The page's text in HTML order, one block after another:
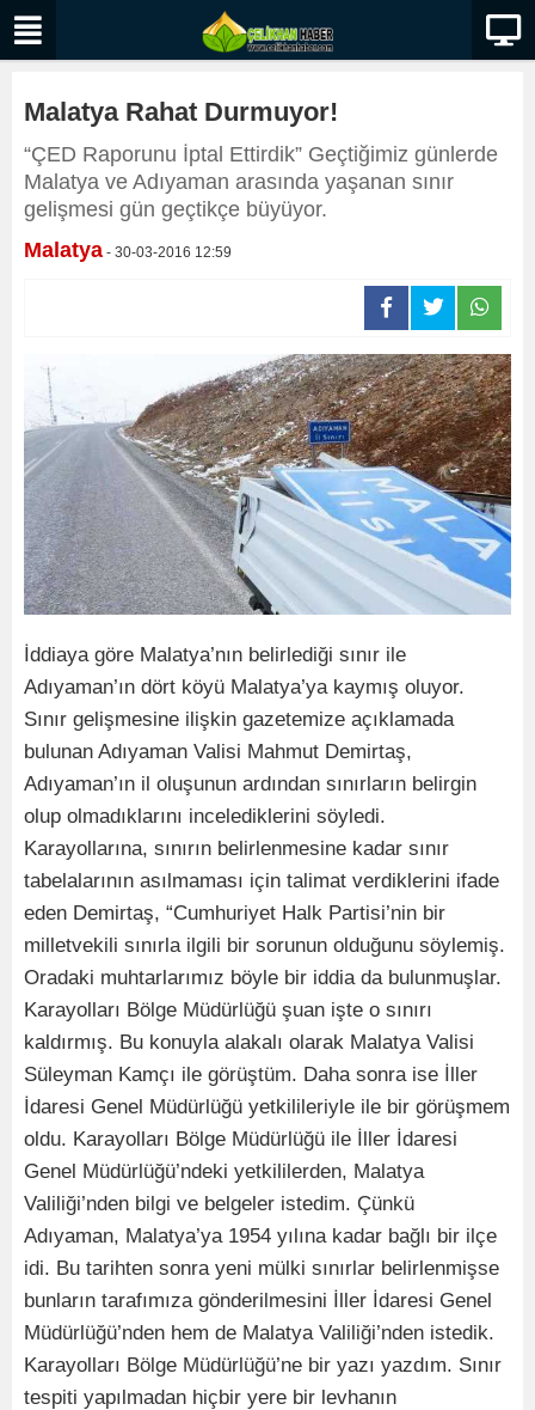
Malatya Rahat Durmuyor!
“ÇED Raporunu İptal Ettirdik” Geçtiğimiz günlerde
Malatya ve Adıyaman arasında yaşanan sınır
gelişmesi gün geçtikçe büyüyor.
Malatya - 30-03-2016 12:59
İddiaya göre Malatya’nın belirlediği sınır ile
Adıyaman’ın dört köyü Malatya’ya kaymış oluyor.
Sınır gelişmesine ilişkin gazetemize açıklamada
bulunan Adıyaman Valisi Mahmut Demirtaş,
Adıyaman’ın il oluşunun ardından sınırların belirgin
olup olmadıklarını incelediklerini söyledi.
Karayollarına, sınırın belirlenmesine kadar sınır
tabelalarının asılmaması için talimat verdiklerini ifade
eden Demirtaş, “Cumhuriyet Halk Partisi’nin bir
milletvekili sınırla ilgili bir sorunun olduğunu söylemiş.
Oradaki muhtarlarımız böyle bir iddia da bulunmuşlar.
Karayolları Bölge Müdürlüğü şuan işte o sınırı
kaldırmış. Bu konuyla alakalı olarak Malatya Valisi
Süleyman Kamçı ile görüştüm. Daha sonra ise İller
İdaresi Genel Müdürlüğü yetkilileriyle ile bir görüşmem
oldu. Karayolları Bölge Müdürlüğü ile İller İdaresi
Genel Müdürlüğü’ndeki yetkililerden, Malatya
Valiliği’nden bilgi ve belgeler istedim. Çünkü
Adıyaman, Malatya’ya 1954 yılına kadar bağlı bir ilçe
idi. Bu tarihten sonra yeni mülki sınırlar belirlenmişse
bunların tarafımıza gönderilmesini İller İdaresi Genel
Müdürlüğü’nden hem de Malatya Valiliği’nden istedik.
Karayolları Bölge Müdürlüğü’ne bir yazı yazdım. Sınır
tespiti yapılmadan hiçbir yere bir levhanın